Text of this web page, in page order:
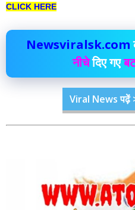
CLICK HERE
Newsviralsk.com
नीचेदिए गए
Viral News पढ़ें